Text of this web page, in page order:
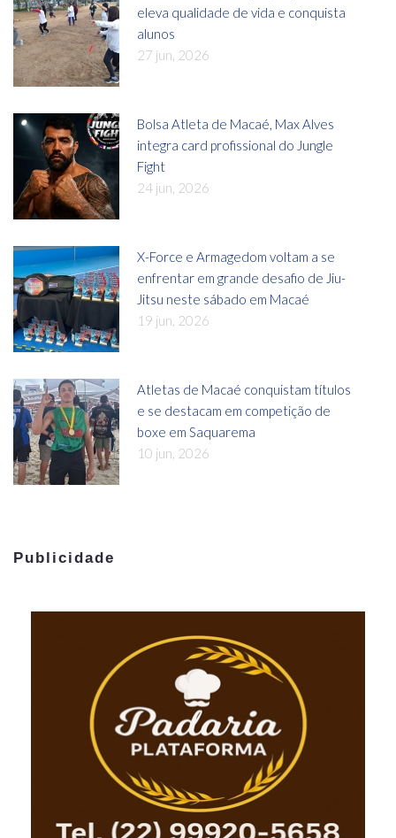
eleva qualidade de vida e conquista
alunos
27 jun, 2026
Bolsa Atleta de Macaé, Max Alves
integra card profissional do Jungle
Fight
24 jun, 2026
X-Force e Armagedom voltam a se
enfrentar em grande desafio de Jiu-
Jitsu neste sábado em Macaé
19 jun, 2026
Atletas de Macaé conquistam títulos
e se destacam em competição de
boxe em Saquarema
10 jun, 2026
Publicidade